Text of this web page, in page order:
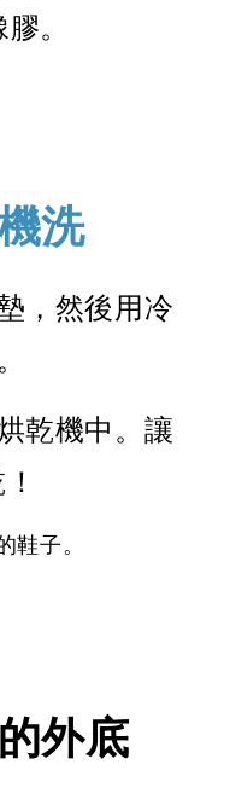
。
洗
，然後用冷
乾機中。讓
子。
外底